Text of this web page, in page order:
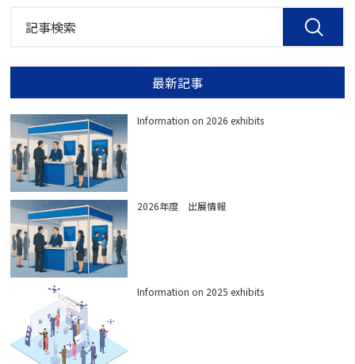
最新記事
Information on 2026 exhibits
2026年度 出展情報
Information on 2025 exhibits